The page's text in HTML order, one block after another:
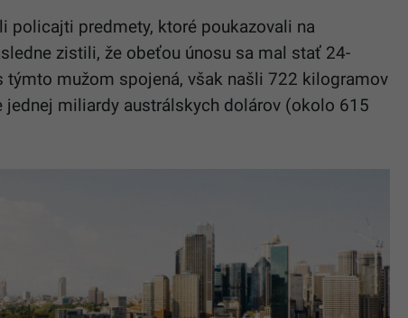
policajti predmety, ktoré poukazovali na
zistili, že obeťou únosu sa mal stať 24-
týmto mužom spojená, však našli 722 kilogramov
jednej miliardy austrálskych dolárov (okolo 615